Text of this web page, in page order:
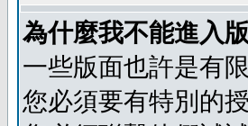
為什麼我不能進入
一些版面也許是有
您必須要有特別的